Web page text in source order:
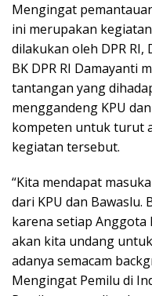
Mengingat
ini merupakan
dilakukan oleh DPR RI,
BK DPR RI Damayanti
tantangan yang
menggandeng KPU
kompeten untuk turut
kegiatan tersebut.
“Kita mendapat
dari KPU dan Bawaslu.
karena setiap Anggota
akan kita undang
adanya semacam
Mengingat Pemilu di